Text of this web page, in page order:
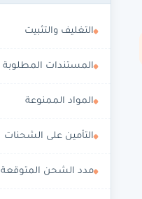
التغليف والتثبيت
المستندات المطلوبة
المواد الممنوعة
التأمين على الشحنات
مدد الشحن المتوقعة